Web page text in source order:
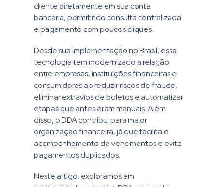
cliente diretamente em sua conta
bancária, permitindo consulta centralizada
e pagamento com poucos cliques.
Desde sua implementação no Brasil, essa
tecnologia tem modernizado a relação
entre empresas, instituições financeiras e
consumidores ao reduzir riscos de fraude,
eliminar extravios de boletos e automatizar
etapas que antes eram manuais. Além
disso, o DDA contribui para maior
organização financeira, já que facilita o
acompanhamento de vencimentos e evita
pagamentos duplicados.
Neste artigo, exploramos em